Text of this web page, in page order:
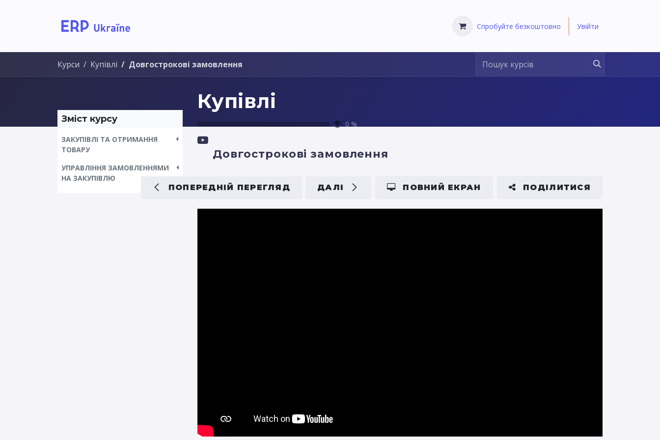
Спробуйте безкоштовно Увійти
Курси Купівлі Довгострокові замовлення
Купівлі
0 %
Зміст курсу
ЗАКУПІВЛІ ТА ОТРИМАННЯ
ТОВАРУ
УПРАВЛІННЯ ЗАМОВЛЕННЯМИ
НА ЗАКУПІВЛЮ
Довгострокові замовлення
ПОПЕРЕДНІЙ ПЕРЕГЛЯД ДАЛІ ПОВНИЙ ЕКРАН ПОДІЛИТИСЯ